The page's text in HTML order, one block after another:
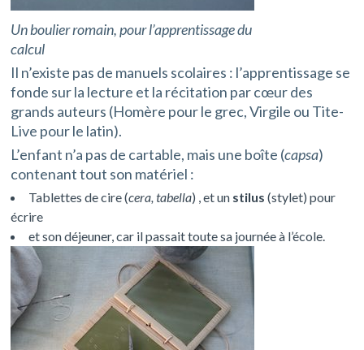
Un boulier romain, pour l’apprentissage du
calcul
Il n’existe pas de manuels scolaires : l’apprentissage se
fonde sur la lecture et la récitation par cœur des
grands auteurs (Homère pour le grec, Virgile ou Tite-
Live pour le latin).
L’enfant n’a pas de cartable, mais une boîte (capsa)
contenant tout son matériel :
Tablettes de cire (cera, tabella) , et un stilus (stylet) pour
écrire
et son déjeuner, car il passait toute sa journée à l’école.